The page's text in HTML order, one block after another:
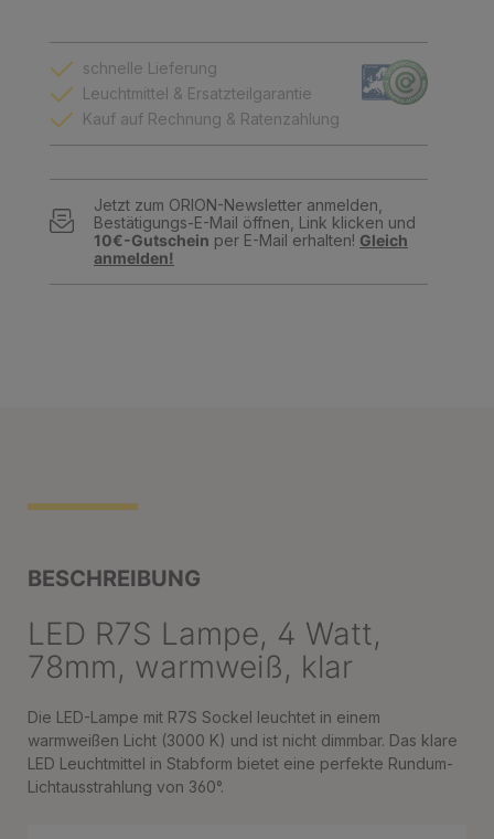
schnelle Lieferung
Leuchtmittel & Ersatzteilgarantie
Kauf auf Rechnung & Ratenzahlung
Jetzt zum ORION-Newsletter anmelden,
Bestätigungs-E-Mail öffnen, Link klicken und
10€-Gutschein per E-Mail erhalten! Gleich
anmelden!
BESCHREIBUNG
LED R7S Lampe, 4 Watt,
78mm, warmweiß, klar
Die LED-Lampe mit R7S Sockel leuchtet in einem
warmweißen Licht (3000 K) und ist nicht dimmbar. Das klare
LED Leuchtmittel in Stabform bietet eine perfekte Rundum-
Lichtausstrahlung von 360°.